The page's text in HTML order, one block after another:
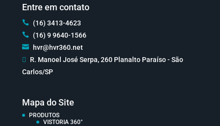
Entre em contato
 (16) 3413-4623
 (16) 9 9640-1566
 hvr@hvr360.net

R. Manoel José Serpa, 260 Planalto Paraíso - São
Carlos/SP
Mapa do Site
PRODUTOS
VISTORIA 360°